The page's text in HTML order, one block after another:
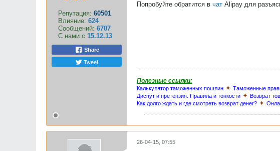
Репутация: 60501
Влияние: 624
Сообщений: 6707
С нами с 15.12.13
Share
Tweet
Попробуйте обратится в чат Alipay для
Полезные ссылки:
Калькулятор таможенных пошлин ✦ Таможенные
Диспут и претензия. Правила и тонкости ✦ Возврат
Как долго ждать и где смотреть возврат денег? ✦
26-04-15, 07:55